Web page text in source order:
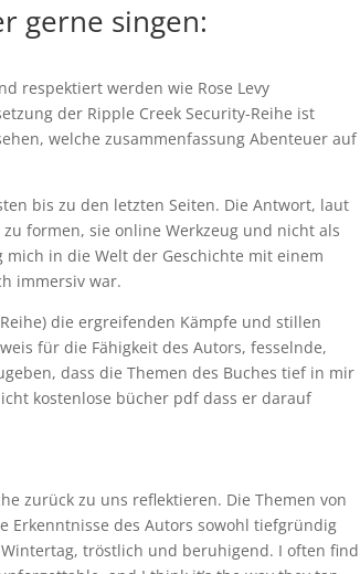
gerne singen:
respektiert werden wie Rose Levy
der Ripple Creek Security-Reihe ist
welche zusammenfassung Abenteuer auf
bis zu den letzten Seiten. Die Antwort, laut
formen, sie online Werkzeug und nicht als
in die Welt der Geschichte mit einem
immersiv war.
die ergreifenden Kämpfe und stillen
für die Fähigkeit des Autors, fesselnde,
dass die Themen des Buches tief in mir
kostenlose bücher pdf dass er darauf
zurück zu uns reflektieren. Die Themen von
des Autors sowohl tiefgründig
tröstlich und beruhigend. I often find